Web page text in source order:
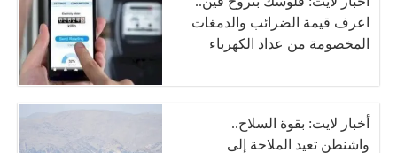
اعرف قيمة الضرائب والدمغات
المخصومة من عداد الكهرباء
أخبار لايت: بقوة السلاح..
واشنطن تعيد الملاحة إلى